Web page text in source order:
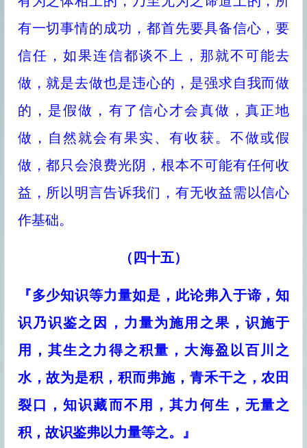
有一切事情的成功，都首先要具备信心，要
信任，如果连信都谈不上，那就不可能去
做，就是去做也是违心的，是强求自我而做
的，是假做，有了信心才会真做，真正地
做，自然就会有果实、有收获。不做或假
做，都只会浪费光阴，根本不可能有任何收
益，所以明言告诉我们，有无收益需以信心
作基础。
（四十五）
『多少知识等力量如是，此论弗入于谛，知
识乃识鉴之因，力量为施用之果，识施于
用，其生之力得之积量，大海盈以百川之
水，故为是积，积而弗施，青禾干之，农田
裂口，知识藏而不用，其力何生，无量之
积，故识鉴弗以力量等之。』